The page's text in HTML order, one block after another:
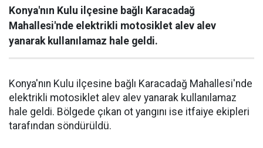
Konya'nın Kulu ilçesine bağlı Karacadağ
Mahallesi'nde elektrikli motosiklet alev alev
yanarak kullanılamaz hale geldi.
Konya'nın Kulu ilçesine bağlı Karacadağ Mahallesi'nde
elektrikli motosiklet alev alev yanarak kullanılamaz
hale geldi. Bölgede çıkan ot yangını ise itfaiye ekipleri
tarafından söndürüldü.